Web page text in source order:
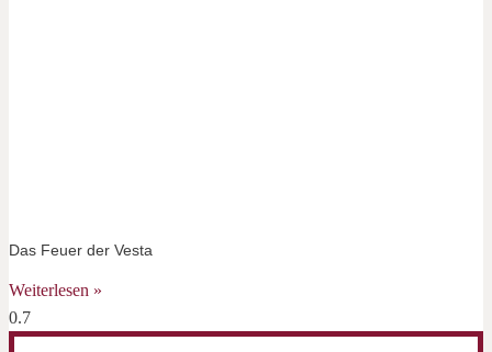
Das Feuer der Vesta
Weiterlesen »